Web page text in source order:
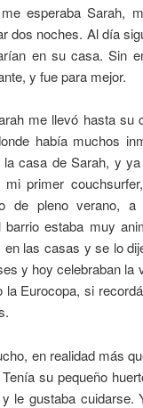
esperaba Sarah,
dos noches. Al día
en su casa. Sin
y fue para mejor.
me llevó hasta
había muchos
casa de Sarah, y
primer
de pleno verano,
estaba muy
las casas y se lo
y hoy celebraban la
Eurocopa, si
en realidad más
su pequeño
le gustaba